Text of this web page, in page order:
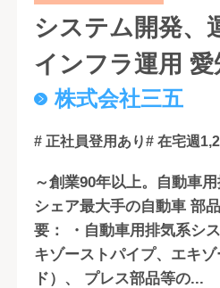
システム開発
インフラ運用 愛
株式会社三五
# 正社員登用あり# 在宅週
～創業90年以上。自動車
シェア最大手の自動車 部
要： ・自動車用排気系シ
キゾーストパイプ、エキ
ド）、 プレス部品等の...